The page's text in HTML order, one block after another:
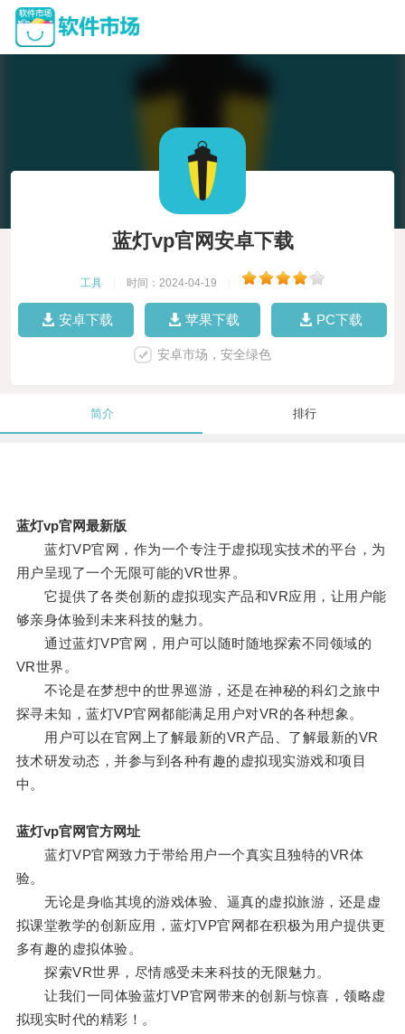
蓝灯vp官网安卓下载
工具 时间：2024-04-19
安卓下载 苹果下载 PC下载
安卓市场，安全绿色
简介 排行
蓝灯vp官网最新版
蓝灯VP官网，作为一个专注于虚拟现实技术的平台，为
用户呈现了一个无限可能的VR世界。
它提供了各类创新的虚拟现实产品和VR应用，让用户能
够亲身体验到未来科技的魅力。
通过蓝灯VP官网，用户可以随时随地探索不同领域的
VR世界。
不论是在梦想中的世界巡游，还是在神秘的科幻之旅中
探寻未知，蓝灯VP官网都能满足用户对VR的各种想象。
用户可以在官网上了解最新的VR产品、了解最新的VR
技术研发动态，并参与到各种有趣的虚拟现实游戏和项目
中。
蓝灯vp官网官方网址
蓝灯VP官网致力于带给用户一个真实且独特的VR体
验。
无论是身临其境的游戏体验、逼真的虚拟旅游，还是虚
拟课堂教学的创新应用，蓝灯VP官网都在积极为用户提供更
多有趣的虚拟体验。
探索VR世界，尽情感受未来科技的无限魅力。
让我们一同体验蓝灯VP官网带来的创新与惊喜，领略虚
拟现实时代的精彩！。